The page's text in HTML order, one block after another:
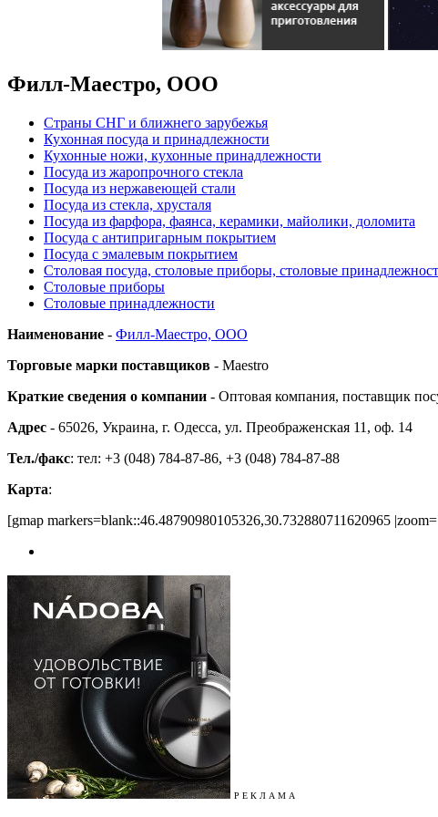
Филл-Маестро, ООО
Страны СНГ и ближнего зарубежья
Кухонная посуда и принадлежности
Кухонные ножи, кухонные принадлежности
Посуда из жаропрочного стекла
Посуда из нержавеющей стали
Посуда из стекла, хрусталя
Посуда из фарфора, фаянса, керамики, майолики, доломита
Посуда с антипригарным покрытием
Посуда с эмалевым покрытием
Столовая посуда, столовые приборы, столовые
Столовые приборы
Столовые принадлежности
Наименование - Филл-Маестро, ООО
Торговые марки поставщиков - Maestro
Краткие сведения о компании - Оптовая компания, поставщик
Адрес - 65026, Украина, г. Одесса, ул. Преображенская 11, оф. 14
Тел./факс: тел: +3 (048) 784-87-86, +3 (048) 784-87-88
Карта:
[gmap markers=blank::46.48790980105326,30.732880711620965
Р Е К Л А М А